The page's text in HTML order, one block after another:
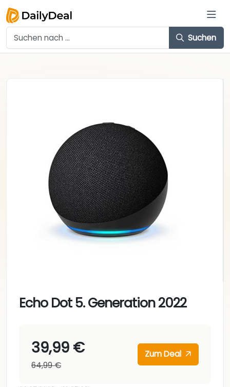
Suchen
Echo Dot 5. Generation 2022
39,99 €
64,99 €
Zum Deal